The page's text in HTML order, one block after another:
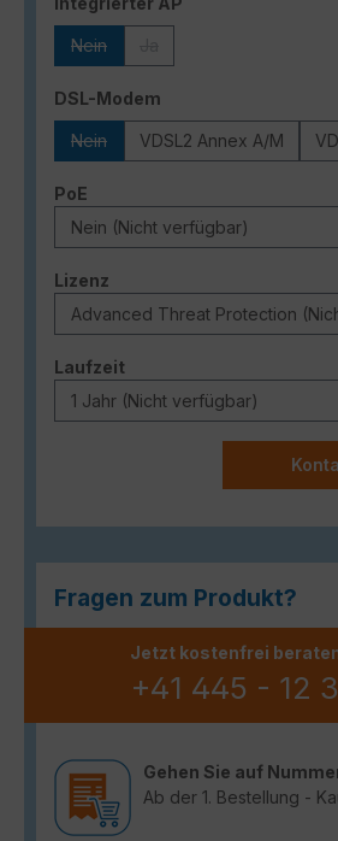
Nein
DSL-Modem
Nein
(Diese Option ist zurzeit nicht
VDSL2 Annex A/M
PoE
Lizenz
Laufzeitauswählen
Fragen zum Produkt?
Jetzt kostenfrei
+41 445 - 12
Gehen Sie auf
Ab der 1. Bestellung -